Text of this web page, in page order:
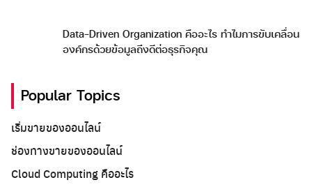
Data-Driven Organization คืออะไร ทำไมการขับเคลื่อน
องค์กรด้วยข้อมูลถึงดีต่อธุรกิจคุณ
Popular Topics
เริ่มขายของออนไลน์
ช่องทางขายของออนไลน์
Cloud Computing คืออะไร